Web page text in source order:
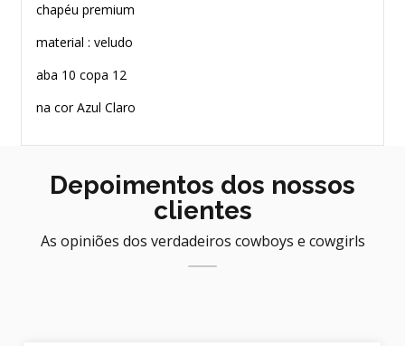
chapéu premium
material : veludo
aba 10 copa 12
na cor Azul Claro
Depoimentos dos nossos
clientes
As opiniões dos verdadeiros cowboys e cowgirls